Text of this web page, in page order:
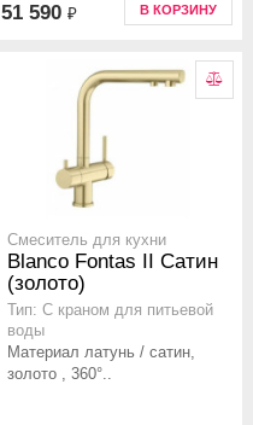
51 590 ₽ В КОРЗИНУ
Смеситель для кухни
Blanco Fontas II Сатин
(золото)
Тип: С краном для питьевой
воды
Материал латунь / сатин,
золото , 360°..